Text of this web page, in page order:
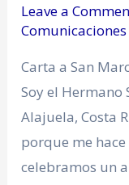
Leave a
Carta a San
Soy el Hermano
Alajuela, Costa
porque me
celebramos un